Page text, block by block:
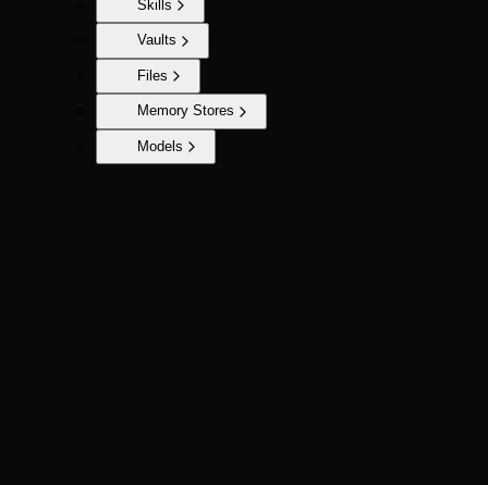
Skills
Vaults
Files
Memory Stores
Models